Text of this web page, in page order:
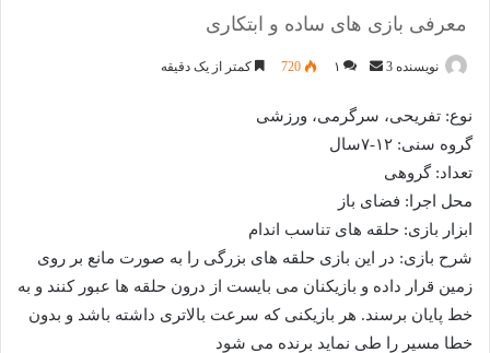
معرفی بازی های ساده و ابتکاری
نویسنده 3
ارسال۱ 720 کمتر از یک دقیقه
نوع: تفریحی، سرگرمی، ورزشی
گروه سنی: ۱۲-۷سال
تعداد: گروهی
محل اجرا: فضای باز
ابزار بازی: حلقه های تناسب اندام
شرح بازی: در این بازی حلقه های بزرگی را به صورت مانع بر روی
زمین قرار داده و بازیکنان می بایست از درون حلقه ها عبور کنند و به
خط پایان برسند. هر بازیکنی که سرعت بالاتری داشته باشد و بدون
خطا مسیر را طی نماید برنده می شود